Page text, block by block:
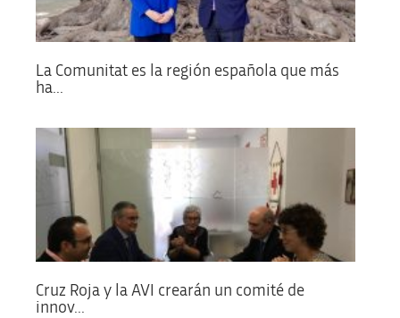
La Comunitat es la región española que más
ha...
Cruz Roja y la AVI crearán un comité de
innov...